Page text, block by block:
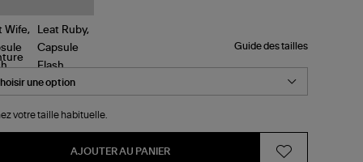
Guide des tailles
votre taille habituelle.
AJOUTER AU PANIER